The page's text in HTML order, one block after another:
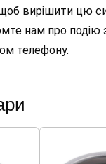
щоб вирішити цю
нам про
телефону.